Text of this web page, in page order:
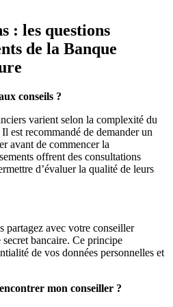
: les questions
de la Banque
conseils ?
varient selon la complexité du
est recommandé de demander un
avant de commencer la
offrent des consultations
d’évaluer la qualité de leurs
partagez avec votre conseiller
bancaire. Ce principe
de vos données personnelles et
mon conseiller ?